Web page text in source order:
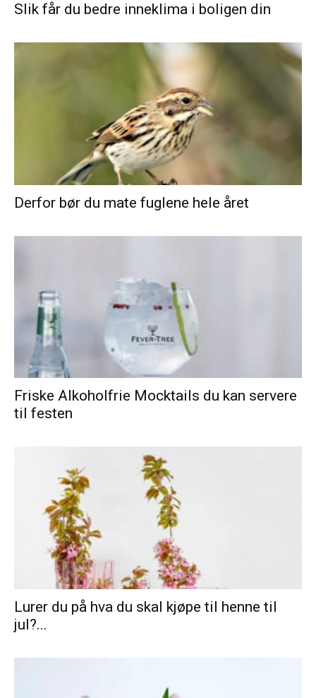
Slik får du bedre inneklima i boligen din
Derfor bør du mate fuglene hele året
Friske Alkoholfrie Mocktails du kan servere
til festen
Lurer du på hva du skal kjøpe til henne til
jul?...